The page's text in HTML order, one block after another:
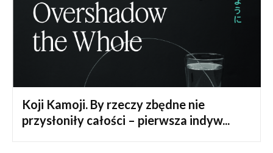
Koji Kamoji. By rzeczy zbędne nie
przysłoniły całości – pierwsza indyw...